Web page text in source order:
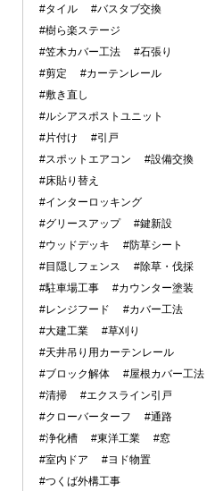
#タイル
#バスタブ交換
#樹ら楽ステージ
#笠木カバー工法
#石張り
#剪定
#カーテンレール
#敷き直し
#ルシアスポストユニット
#片付け
#引戸
#スポットエアコン
#設備交換
#床貼り替え
#インターロッキング
#グリースアップ
#鍵新設
#ウッドデッキ
#防草シート
#目隠しフェンス
#除草・伐採
#駐車場工事
#カウンター塗装
#レンジフード
#カバー工法
#大建工業
#草刈り
#天井吊り用カーテンレール
#ブロック解体
#屋根カバー工法
#清掃
#エクスライン引戸
#クローバーターフ
#通路
#浄化槽
#東洋工業
#窓
#室内ドア
#ヨド物置
#つくば外構工事